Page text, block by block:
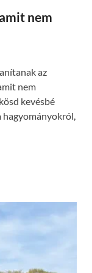
nem
az
nem
kevésbé
hagyományokról,